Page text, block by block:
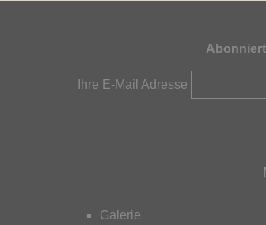
Ihre E-Mail Adresse
Galerie